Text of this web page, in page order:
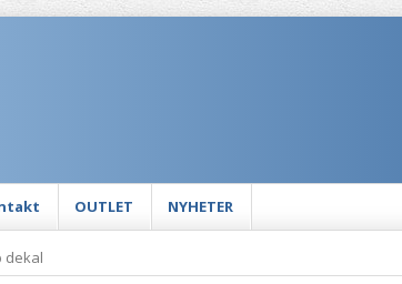
OUTLET NYHETER
dekal